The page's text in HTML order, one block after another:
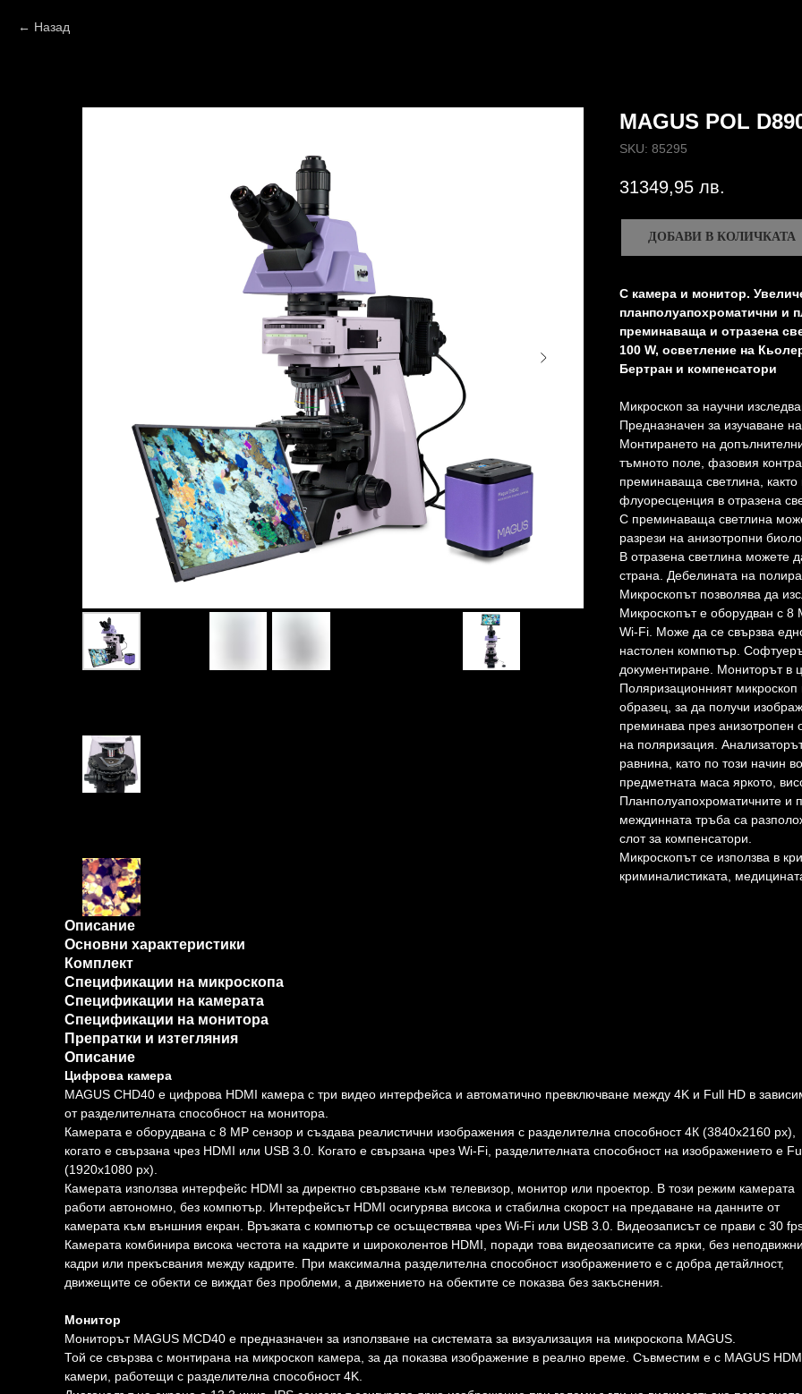
Назад
MAGUS POL
SKU: 85295
31349,95 лв.
ДОБАВИ В КОЛИЧКАТА
С камера и монитор.
планполуапохроматични и
преминаваща и отразена
100 W, осветление на
Бертран и компенсатори
Микроскоп за научни
Предназначен за изучаване
Монтирането на
тъмното поле, фазовия
преминаваща светлина,
флуоресценция в отразена
С преминаваща светлина
разрези на анизотропни
В отразена светлина можете
страна. Дебелината на
Микроскопът позволява да
Микроскопът е оборудван с 8
Wi-Fi. Може да се свързва
настолен компютър.
документиране. Мониторът в
Поляризационният микроскоп
образец, за да получи
преминава през
на поляризация.
равнина, като по този начин
предметната маса яркото,
Планполуапохроматичните и
междинната тръба са
слот за компенсатори.
Микроскопът се използва в
криминалистиката,
Описание
Основни характеристики
Комплект
Спецификации на микроскопа
Спецификации на камерата
Спецификации на монитора
Препратки и изтегляния
Описание
Цифрова камера
MAGUS CHD40 е цифрова HDMI камера с три видео интерфейса и автоматично превключване между 4K и Full HD в
от разделителната способност на монитора.
Камерата е оборудвана с 8 MP сензор и създава реалистични изображения с разделителна способност 4К (3840x2160 px),
когато е свързана чрез HDMI или USB 3.0. Когато е свързана чрез Wi-Fi, разделителната способност на изображението е
(1920x1080 px).
Камерата използва интерфейс HDMI за директно свързване към телевизор, монитор или проектор. В този режим камерата
работи автономно, без компютър. Интерфейсът HDMI осигурява висока и стабилна скорост на предаване на данните от
камерата към външния екран. Връзката с компютър се осъществява чрез Wi-Fi или USB 3.0. Видеозаписът се прави с 30
Камерата комбинира висока честота на кадрите и широколентов HDMI, поради това видеозаписите са ярки, без неподвижни
кадри или прекъсвания между кадрите. При максимална разделителна способност изображението е с добра детайлност,
движещите се обекти се виждат без проблеми, а движението на обектите се показва без закъснения.
Монитор
Мониторът MAGUS MCD40 е предназначен за използване на системата за визуализация на микроскопа MAGUS.
Той се свързва с монтирана на микроскоп камера, за да показва изображение в реално време. Съвместим е с MAGUS
камери, работещи с разделителна способност 4K.